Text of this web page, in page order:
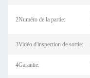
2Numéro de la partie:
3Vidéo d'inspection de sortie:
4Garantie: